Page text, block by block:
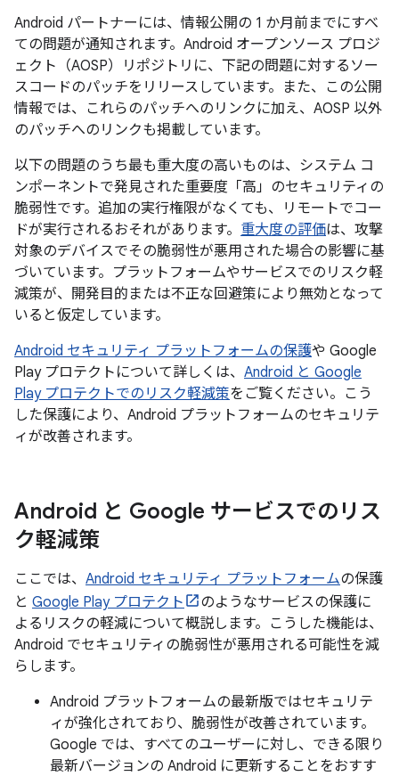
Android パートナーには、情報公開の 1 か月前までにすべ
ての問題が通知されます。Android オープンソース プロジ
ェクト（AOSP）リポジトリに、下記の問題に対するソー
スコードのパッチをリリースしています。また、この公開
情報では、これらのパッチへのリンクに加え、AOSP 以外
のパッチへのリンクも掲載しています。
以下の問題のうち最も重大度の高いものは、システム コ
ンポーネントで発見された重要度「高」のセキュリティの
脆弱性です。追加の実行権限がなくても、リモートでコー
ドが実行されるおそれがあります。 重大度の評価は、攻撃
対象のデバイスでその脆弱性が悪用された場合の影響に基
づいています。プラットフォームやサービスでのリスク軽
減策が、開発目的または不正な回避策により無効となって
いると仮定しています。
Android セキュリティ プラットフォームの保護や Google
Play プロテクトについて詳しくは、 Android と Google
Play プロテクトでのリスク軽減策をご覧ください。こう
した保護により、Android プラットフォームのセキュリテ
ィが改善されます。
Android と Google サービスでのリス
ク軽減策
ここでは、 Android セキュリティ プラットフォームの保護
と Google Play プロテクト
のようなサービスの保護に
よるリスクの軽減について概説します。こうした機能は、
Android でセキュリティの脆弱性が悪用される可能性を減
らします。
Android プラットフォームの最新版ではセキュリテ
ィが強化されており、脆弱性が改善されています。
Google では、すべてのユーザーに対し、できる限り
最新バージョンの Android に更新することをおすす